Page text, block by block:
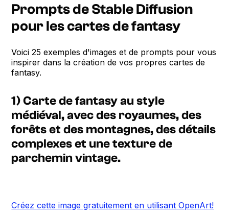
Prompts de Stable Diffusion
pour les cartes de fantasy
Voici 25 exemples d'images et de prompts pour vous
inspirer dans la création de vos propres cartes de
fantasy.
1) Carte de fantasy au style
médiéval, avec des royaumes, des
forêts et des montagnes, des détails
complexes et une texture de
parchemin vintage.
Créez cette image gratuitement en utilisant OpenArt!